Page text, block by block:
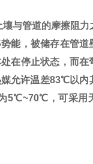
与管道的摩擦阻力
能，被储存在管道
在停止状态，而在
允许温差83℃以内
5℃~70℃，可采用